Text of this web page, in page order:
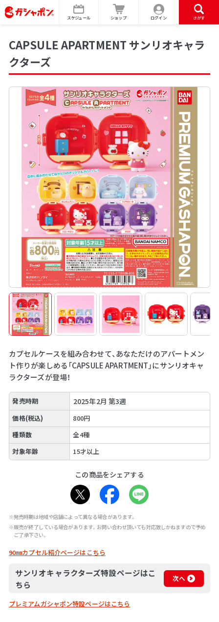
スケジュール ショップ ログイン さがす
CAPSULE APARTMENT サンリオキャラ
クターズ
カプセルケースを組み合わせて、あなただけのアパートメン
ト作りが楽しめる「CAPSULE APARTMENT」にサンリオキャ
ラクターズが登場！
発売時期 2025年2月 第3週
価格(税込)
800円
種類数
全4種
対象年齢
15才以上
この商品をシェアする
※発売時期は地域や店舗によって異なる場合があります。
※販売が終了している場合があります。お問い合わせ頂いても対応致しかねますので予め
ご了承下さい。
90㎜カプセル紹介ページはこちら
サンリオキャラクターズ特設ページはこ
ちら
次へ
プレミアムガシャポン特設ページはこちら